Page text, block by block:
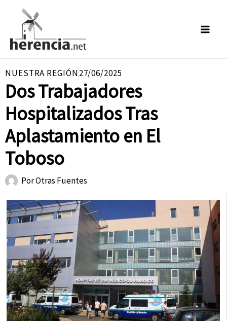
contenido
NUESTRA REGIÓN27/06/2025
Dos Trabajadores
Hospitalizados Tras
Aplastamiento en El
Toboso
PorOtras Fuentes